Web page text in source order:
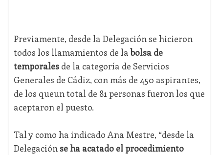
Previamente, desde la Delegación se hicieron
todos los llamamientos de labolsa de
temporalesde la categoría de Servicios
Generales de Cádiz, con más de 450 aspirantes,
de los queun total de 81 personas fueron los que
aceptaron el puesto.
Tal y como ha indicado Ana Mestre, “desde la
Delegaciónse ha acatado el procedimiento